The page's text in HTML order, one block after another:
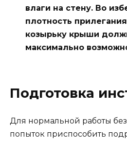
влаги на стену. Во
плотность
козырьку крыши
максимально
Подготовка
Для нормальной работы
попыток приспособить